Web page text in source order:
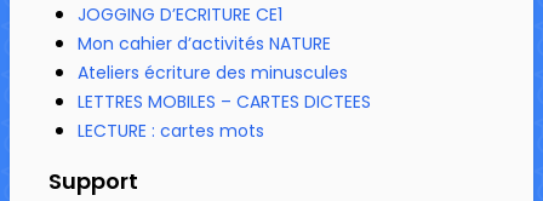
JOGGING D’ECRITURE CE1
Mon cahier d’activités NATURE
Ateliers écriture des minuscules
LETTRES MOBILES – CARTES DICTEES
LECTURE : cartes mots
Support